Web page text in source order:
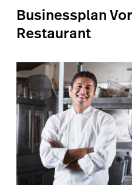
Businessplan
Restaurant